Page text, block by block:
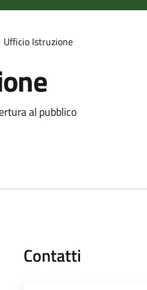
Ufficio Istruzione
al pubblico
Contatti